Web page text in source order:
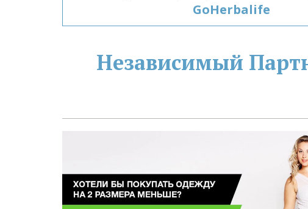
GoHerbalife
Независимый